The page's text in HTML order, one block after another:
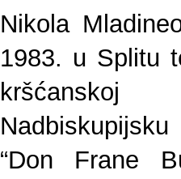
Nikola
1983. u Splitu
“Don Frane